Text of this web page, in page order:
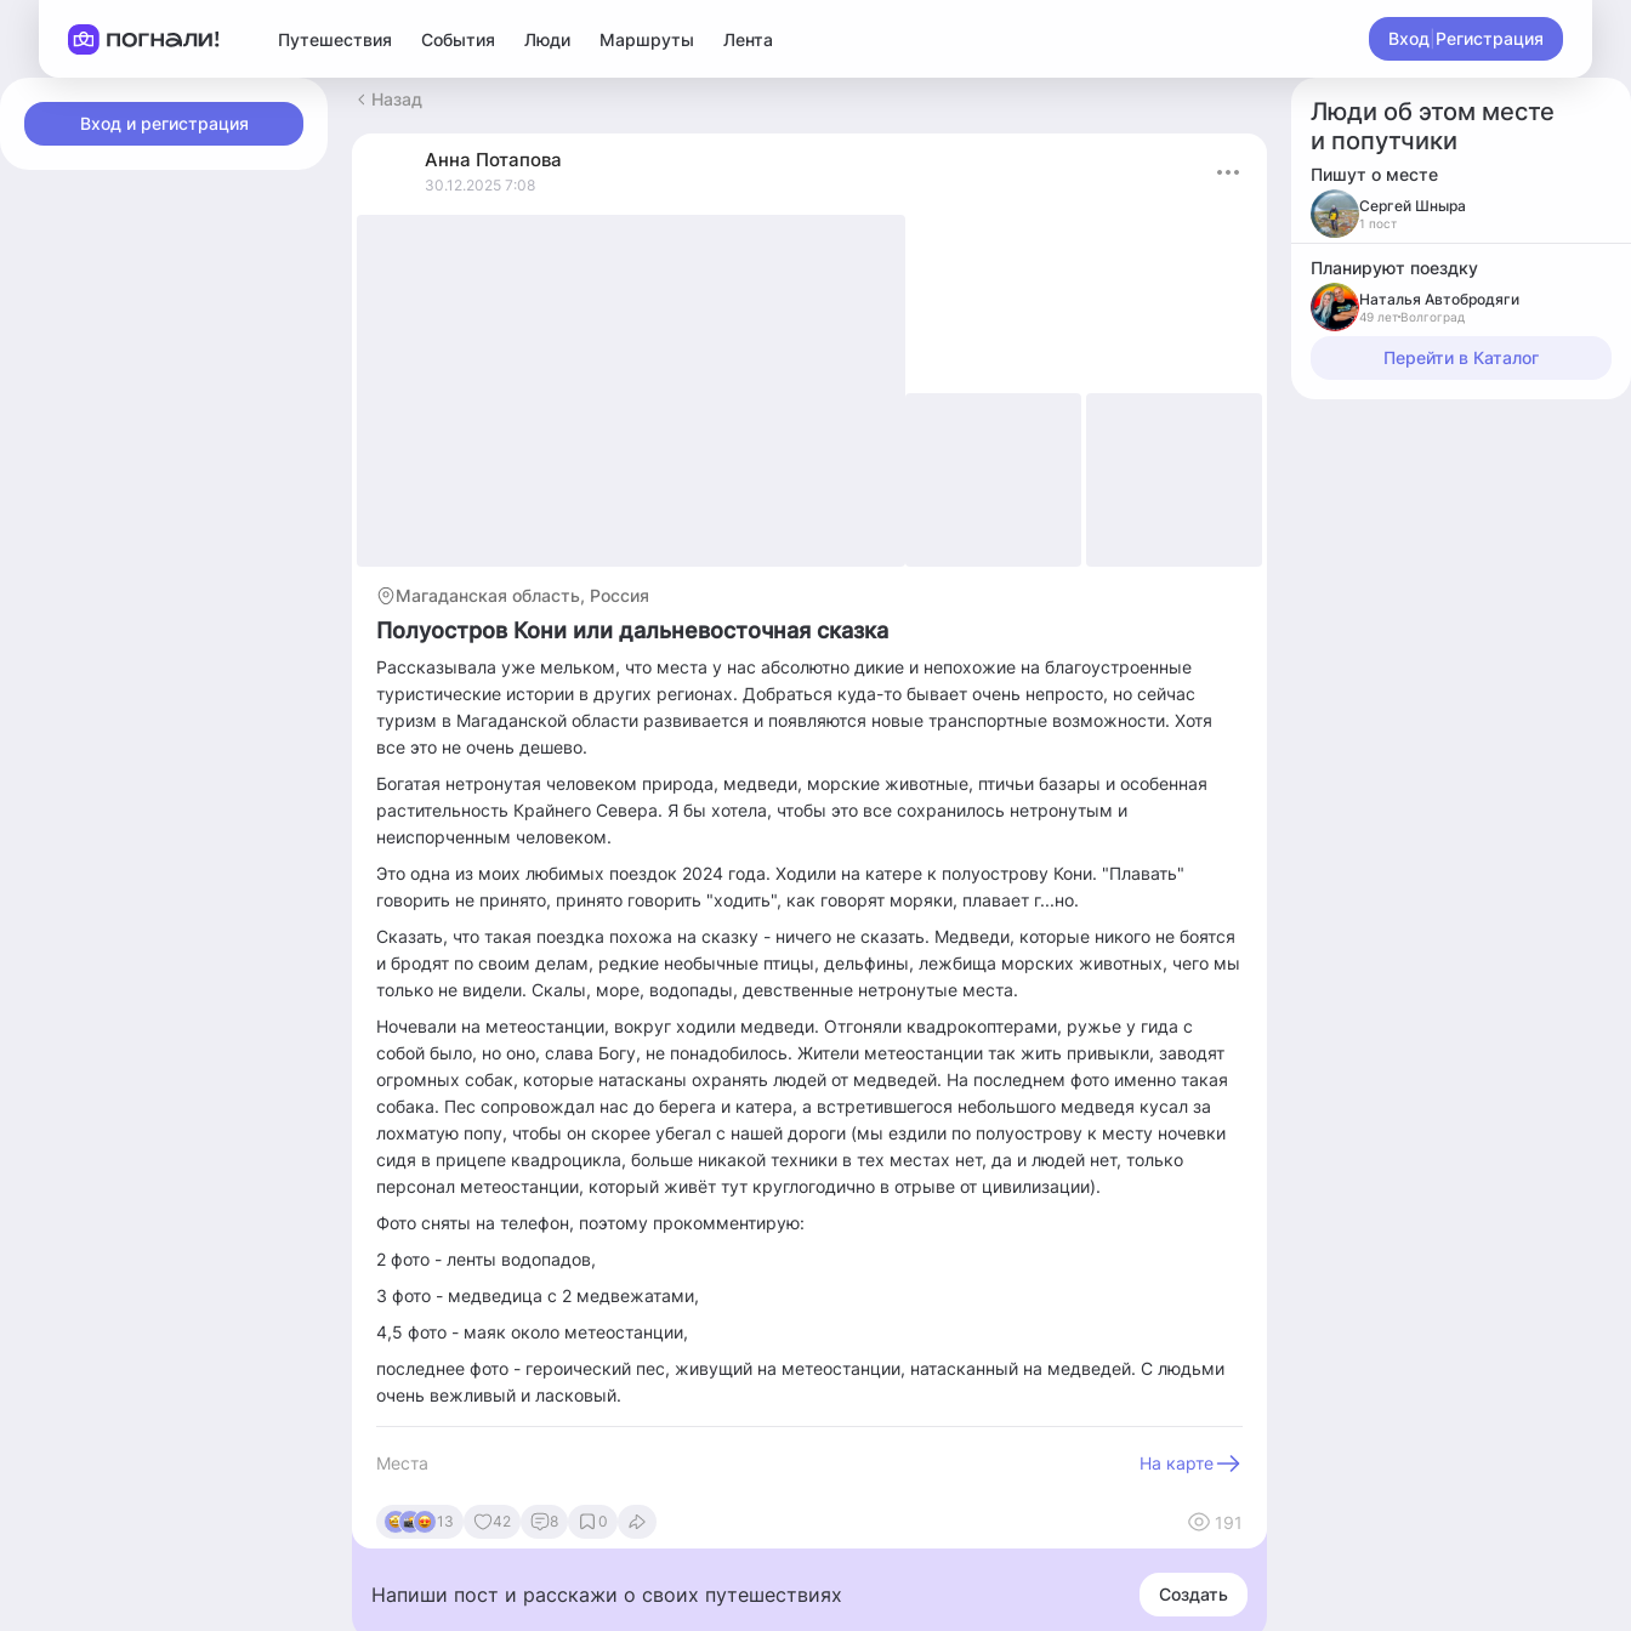
Путешествия События Люди Маршруты Лента Вход Регистрация
Вход и регистрация
Назад
Анна Потапова
30.12.2025 7:08
Магаданская область, Россия
Полуостров Кони или дальневосточная сказка
Рассказывала уже мельком, что места у нас абсолютно дикие и непохожие на благоустроенные
туристические истории в других регионах. Добраться куда-то бывает очень непросто, но сейчас
туризм в Магаданской области развивается и появляются новые транспортные возможности. Хотя
все это не очень дешево.
Богатая нетронутая человеком природа, медведи, морские животные, птичьи базары и особенная
растительность Крайнего Севера. Я бы хотела, чтобы это все сохранилось нетронутым и
неиспорченным человеком.
Это одна из моих любимых поездок 2024 года. Ходили на катере к полуострову Кони. "Плавать"
говорить не принято, принято говорить "ходить", как говорят моряки, плавает г...но.
Сказать, что такая поездка похожа на сказку - ничего не сказать. Медведи, которые никого не боятся
и бродят по своим делам, редкие необычные птицы, дельфины, лежбища морских животных, чего мы
только не видели. Скалы, море, водопады, девственные нетронутые места.
Ночевали на метеостанции, вокруг ходили медведи. Отгоняли квадрокоптерами, ружье у гида с
собой было, но оно, слава Богу, не понадобилось. Жители метеостанции так жить привыкли, заводят
огромных собак, которые натасканы охранять людей от медведей. На последнем фото именно такая
собака. Пес сопровождал нас до берега и катера, а встретившегося небольшого медведя кусал за
лохматую попу, чтобы он скорее убегал с нашей дороги (мы ездили по полуострову к месту ночевки
сидя в прицепе квадроцикла, больше никакой техники в тех местах нет, да и людей нет, только
персонал метеостанции, который живёт тут круглогодично в отрыве от цивилизации).
Фото сняты на телефон, поэтому прокомментирую:
2 фото - ленты водопадов,
3 фото - медведица с 2 медвежатами,
4,5 фото - маяк около метеостанции,
последнее фото - героический пес, живущий на метеостанции, натасканный на медведей. С людьми
очень вежливый и ласковый.
Места На карте
13 42 8 0 191
Напиши пост и расскажи о своих путешествиях Создать
Люди об этом месте
и попутчики
Пишут о месте
Cергей Шныра
1 пост
Планируют поездку
Наталья Автобродяги
49 лет Волгоград
Перейти в Каталог